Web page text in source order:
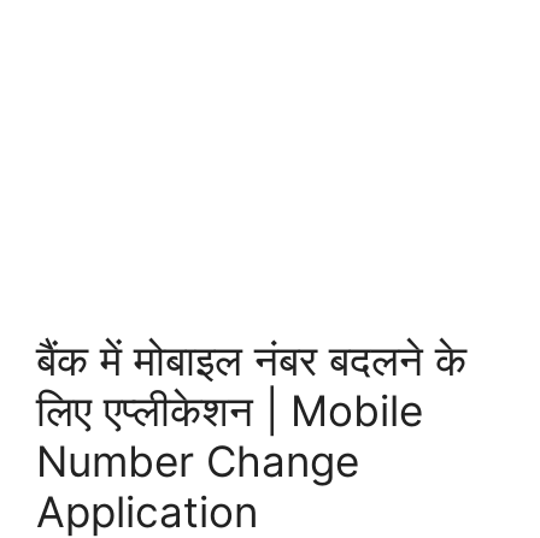
बैंक में मोबाइल नंबर बदलने के
लिए एप्लीकेशन | Mobile
Number Change
Application